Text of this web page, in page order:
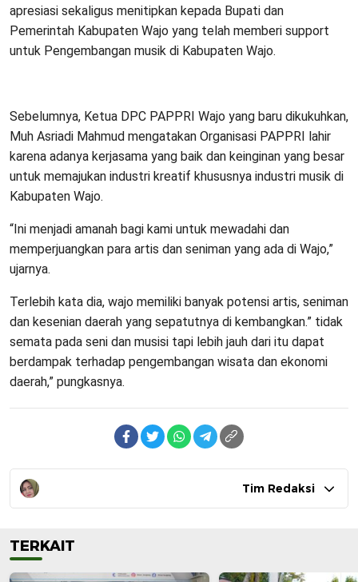
apresiasi sekaligus menitipkan kepada Bupati dan
Pemerintah Kabupaten Wajo yang telah memberi support
untuk Pengembangan musik di Kabupaten Wajo.
Sebelumnya, Ketua DPC PAPPRI Wajo yang baru dikukuhkan,
Muh Asriadi Mahmud mengatakan Organisasi PAPPRI lahir
karena adanya kerjasama yang baik dan keinginan yang besar
untuk memajukan industri kreatif khususnya industri musik di
Kabupaten Wajo.
“Ini menjadi amanah bagi kami untuk mewadahi dan
memperjuangkan para artis dan seniman yang ada di Wajo,”
ujarnya.
Terlebih kata dia, wajo memiliki banyak potensi artis, seniman
dan kesenian daerah yang sepatutnya di kembangkan.” tidak
semata pada seni dan musisi tapi lebih jauh dari itu dapat
berdampak terhadap pengembangan wisata dan ekonomi
daerah,” pungkasnya.
Tim Redaksi
TERKAIT